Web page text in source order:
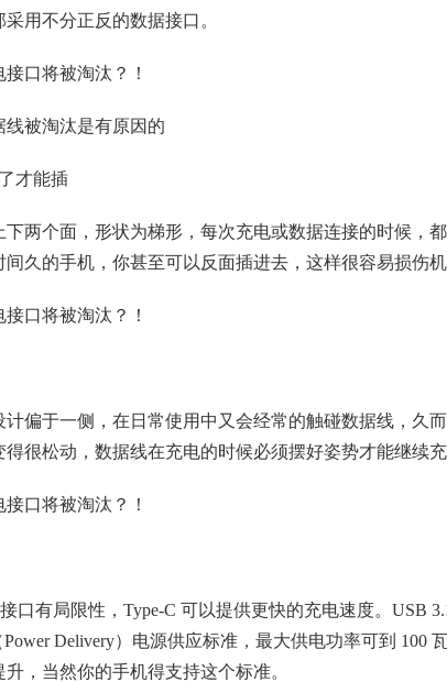
用不分正反的数据接口。
被淘汰是有原因的
才能插
下两个面，形状为梯形，每次充电或数据连接的时候，
久的手机，你甚至可以反面插进去，这样很容易损伤机
计偏于一侧，在日常使用中又会经常的触碰数据线，久
很松动，数据线在充电的时候必须摆好姿势才能继续充
口有局限性，Type-C 可以提供更快的充电速度。USB
Delivery）电源供应标准，最大供电功率可到 100
，当然你的手机得支持这个标准。